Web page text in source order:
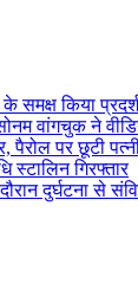
समक्ष किया
वांगचुक ने
पर छूटी
स्टालिन गिरफ्तार
दुर्घटना से